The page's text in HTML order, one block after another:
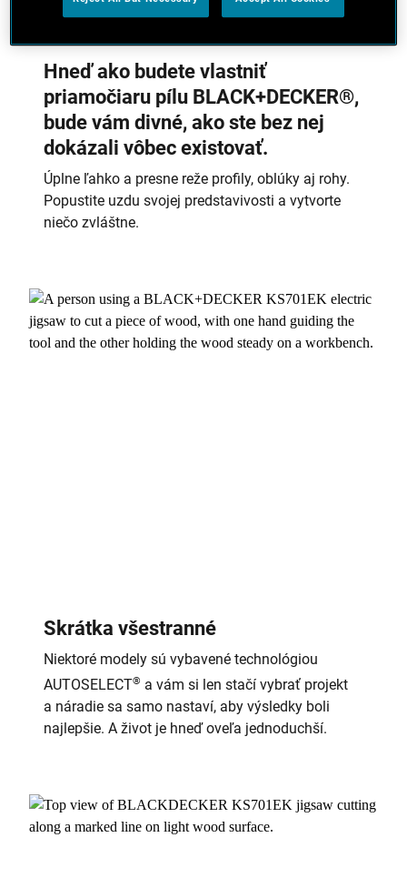
Hneď ako budete vlastniť
priamočiaru pílu BLACK+DECKER®,
bude vám divné, ako ste bez nej
dokázali vôbec existovať.
Úplne ľahko a presne reže profily, oblúky aj rohy.
Popustite uzdu svojej predstavivosti a vytvorte
niečo zvláštne.
Skrátka všestranné
Niektoré modely sú vybavené technológiou
AUTOSELECT® a vám si len stačí vybrať projekt
a náradie sa samo nastaví, aby výsledky boli
najlepšie. A život je hneď oveľa jednoduchší.